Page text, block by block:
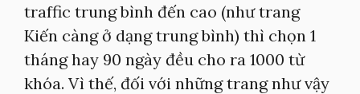
traffic trung bình đến cao (như trang
Kiến càng ở dạng trung bình) thì chọn 1
tháng hay 90 ngày đều cho ra 1000 từ
khóa. Vì thế, đối với những trang như vậy